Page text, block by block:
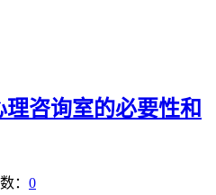
咨询室的必要性和
： 0